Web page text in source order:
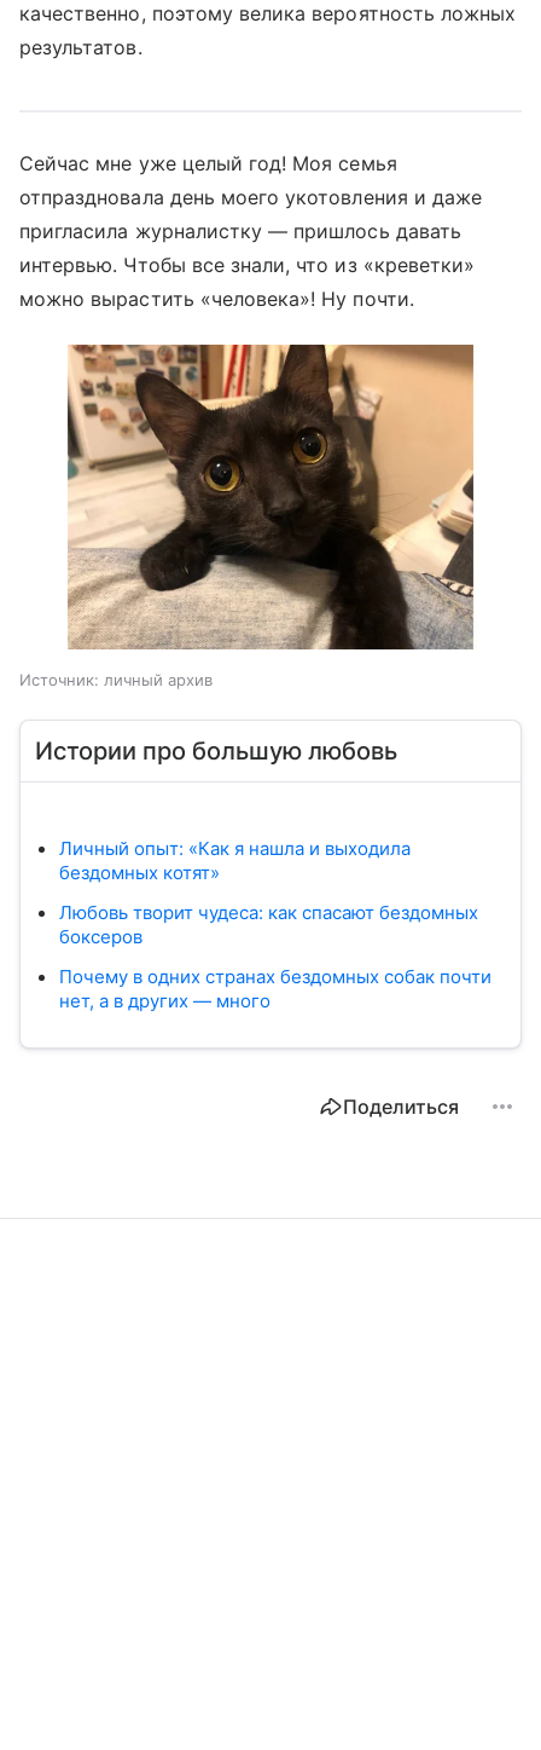
качественно, поэтому велика вероятность ложных
результатов.
Сейчас мне уже целый год! Моя семья
отпраздновала день моего укотовления и даже
пригласила журналистку — пришлось давать
интервью. Чтобы все знали, что из «креветки»
можно вырастить «человека»! Ну почти.
Источник: личный архив
Истории про большую любовь
Личный опыт: «Как я нашла и выходила
бездомных котят»
Любовь творит чудеса: как спасают бездомных
боксеров
Почему в одних странах бездомных собак почти
нет, а в других — много
Поделиться